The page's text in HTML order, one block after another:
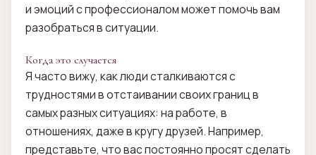
и эмоций с профессионалом может помочь вам
разобраться в ситуации.
Когда это случается
Я часто вижу, как люди сталкиваются с
трудностями в отстаивании своих границ в
самых разных ситуациях: на работе, в
отношениях, даже в кругу друзей. Например,
представьте, что вас постоянно просят сделать